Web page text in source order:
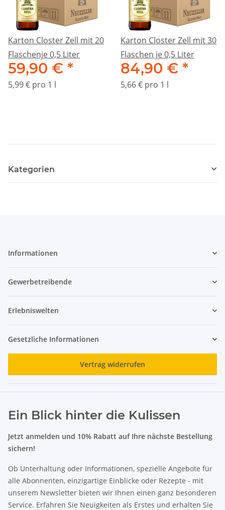
Karton Closter Zell mit 20
Flaschenje 0,5 Liter
59,90 € *
5,99 € pro 1 l
Karton Closter Zell mit 30
Flaschen je 0,5 Liter
84,90 € *
5,66 € pro 1 l
Kategorien
Informationen
Gewerbetreibende
Erlebniswelten
Gesetzliche Informationen
Vertrag widerrufen
Ein Blick hinter die Kulissen
Jetzt anmelden und 10% Rabatt auf Ihre nächste Bestellung
sichern!
Ob Unterhaltung oder Informationen, spezielle Angebote für
alle Abonnenten, einzigartige Einblicke oder Rezepte - mit
unserem Newsletter bieten wir Ihnen einen ganz besonderen
Service. Erfahren Sie Neuigkeiten als Erstes und erhalten Sie